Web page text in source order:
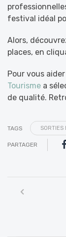
festival idéal
Alors,
places, en
Pour vous
Tourisme a
de qualité.
TAGS SORTIES
PARTAGER
entre